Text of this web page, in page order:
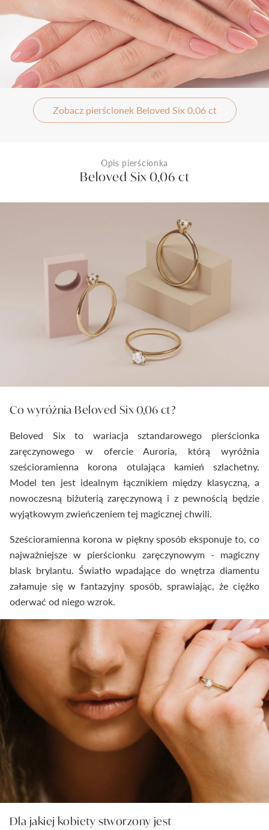
Zobacz pierścionek Beloved Six 0,06 ct
Opis pierścionka
Beloved Six 0,06 ct
Co wyróżnia Beloved Six 0,06 ct?
Beloved Six to wariacja sztandarowego pierścionka
zaręczynowego w ofercie Auroria, którą wyróżnia
sześcioramienna korona otulająca kamień szlachetny.
Model ten jest idealnym łącznikiem między klasyczną, a
nowoczesną biżuterią zaręczynową i z pewnością będzie
wyjątkowym zwieńczeniem tej magicznej chwili.
Sześcioramienna korona w piękny sposób eksponuje to, co
najważniejsze w pierścionku zaręczynowym - magiczny
blask brylantu. Światło wpadające do wnętrza diamentu
załamuje się w fantazyjny sposób, sprawiając, że ciężko
oderwać od niego wzrok.
Dla jakiej kobiety stworzony jest